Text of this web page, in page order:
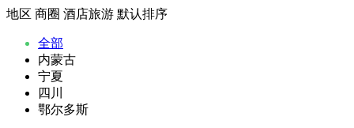
地区 商圈 酒店旅游 默认排序
全部
内蒙古
宁夏
四川
鄂尔多斯